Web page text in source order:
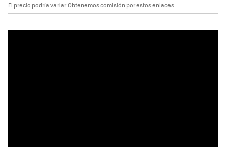
El precio podría variar. Obtenemos comisión por estos enlaces